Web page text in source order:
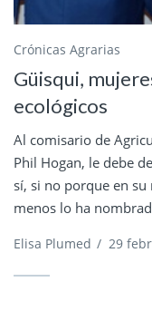
Crónicas Agrarias
Güisqui,
ecológicos
Al comisario de
Phil Hogan, le debe
sí, si no porque en su
menos lo ha
Elisa Plumed / 29